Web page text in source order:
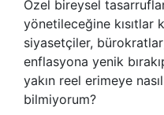
Özel bireysel
yönetileceğine kısıtlar
siyasetçiler,
enflasyona yenik
yakın reel erimeye
bilmiyorum?